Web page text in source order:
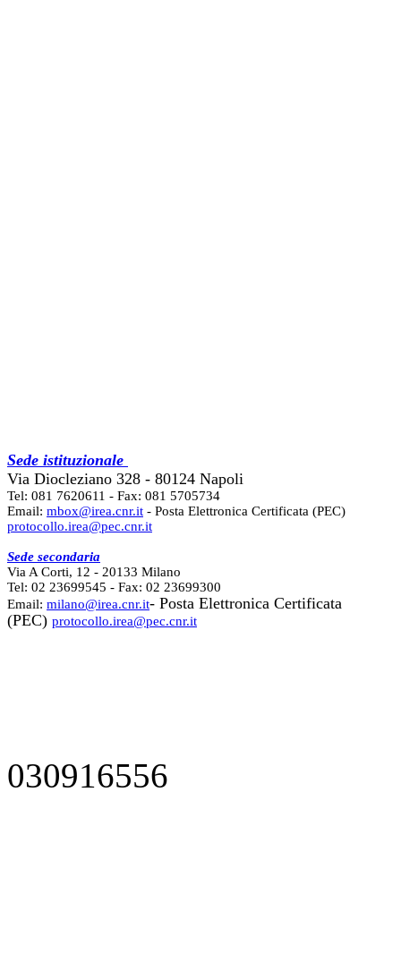
Sede istituzionale
Via Diocleziano 328 - 80124 Napoli
Tel: 081 7620611 - Fax: 081 5705734
Email: mbox@irea.cnr.it - Posta Elettronica Certificata (PEC)
protocollo.irea@pec.cnr.it
Sede secondaria
Via A Corti, 12 - 20133 Milano
Tel: 02 23699545 - Fax: 02 23699300
Email: milano@irea.cnr.it- Posta Elettronica Certificata
(PEC) protocollo.irea@pec.cnr.it
030916556